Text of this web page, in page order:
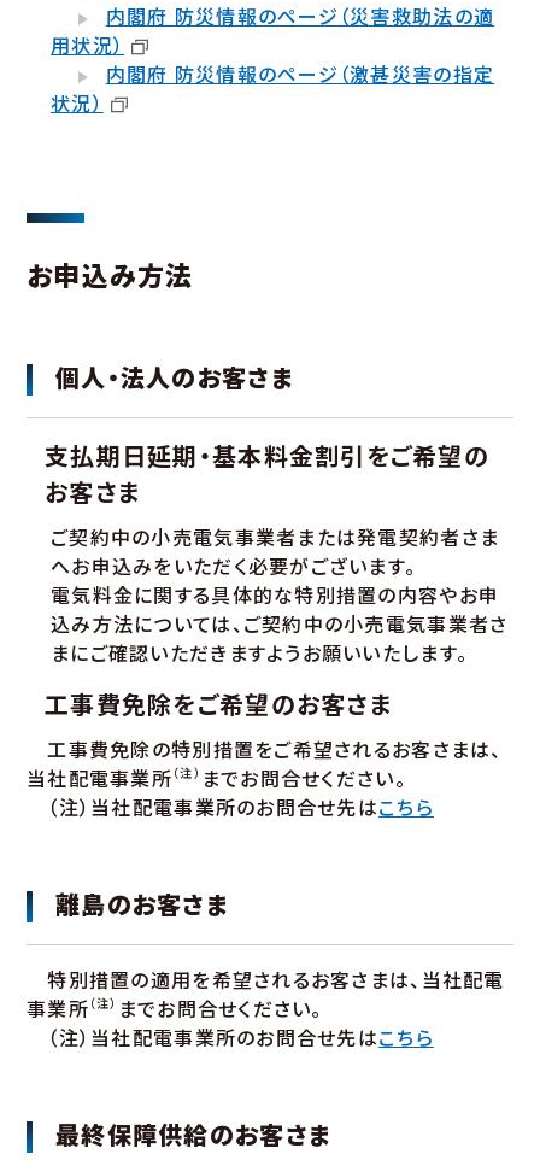
内閣府 防災情報のページ（災害救助法の適
用状況）
内閣府 防災情報のページ（激甚災害の指定
状況）
お申込み方法
個人・法人のお客さま
支払期日延期・基本料金割引をご希望の
お客さま
ご契約中の小売電気事業者または発電契約者さま
へお申込みをいただく必要がございます。
電気料金に関する具体的な特別措置の内容やお申
込み方法については、ご契約中の小売電気事業者さ
まにご確認いただきますようお願いいたします。
工事費免除をご希望のお客さま
工事費免除の特別措置をご希望されるお客さまは、
当社配電事業所 （注） までお問合せください。
（注）当社配電事業所のお問合せ先はこちら
離島のお客さま
特別措置の適用を希望されるお客さまは、当社配電
事業所 （注） までお問合せください。
（注）当社配電事業所のお問合せ先はこちら
最終保障供給のお客さま